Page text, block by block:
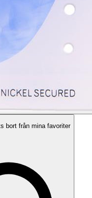
bort från mina favoriter